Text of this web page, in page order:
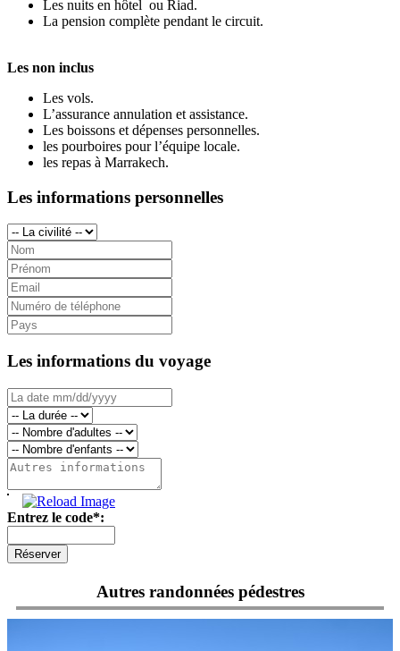
Les nuits en hôtel ou Riad.
La pension complète pendant le circuit.
Les non inclus
Les vols.
L’assurance annulation et assistance.
Les boissons et dépenses personnelles.
les pourboires pour l’équipe locale.
les repas à Marrakech.
Les informations personnelles
Les informations du voyage
Entrez le code*:
Autres randonnées pédestres